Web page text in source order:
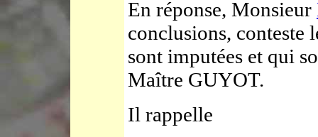
En réponse, Monsieur
conclusions, conteste
sont imputées et qui
Maître GUYOT.
Il rappelle